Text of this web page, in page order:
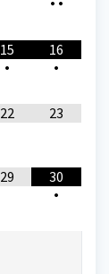
15
•
16
•
22 23
29
30
•